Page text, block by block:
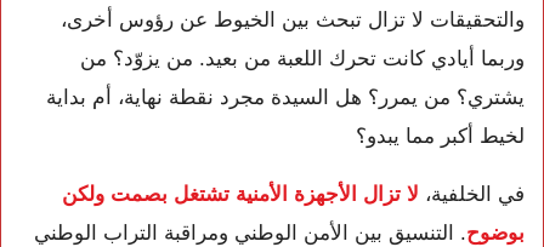
والتحقيقات لا تزال تبحث بين الخيوط عن رؤوس أخرى،
وربما أيادي كانت تحرك اللعبة من بعيد. من يزوّد؟ من
يشتري؟ من يمرر؟ هل السيدة مجرد نقطة نهاية، أم بداية
لخيط أكبر مما يبدو؟
في الخلفية، لا تزال الأجهزة الأمنية تشتغل بصمت ولكن
بوضوح. التنسيق بين الأمن الوطني ومراقبة التراب الوطني